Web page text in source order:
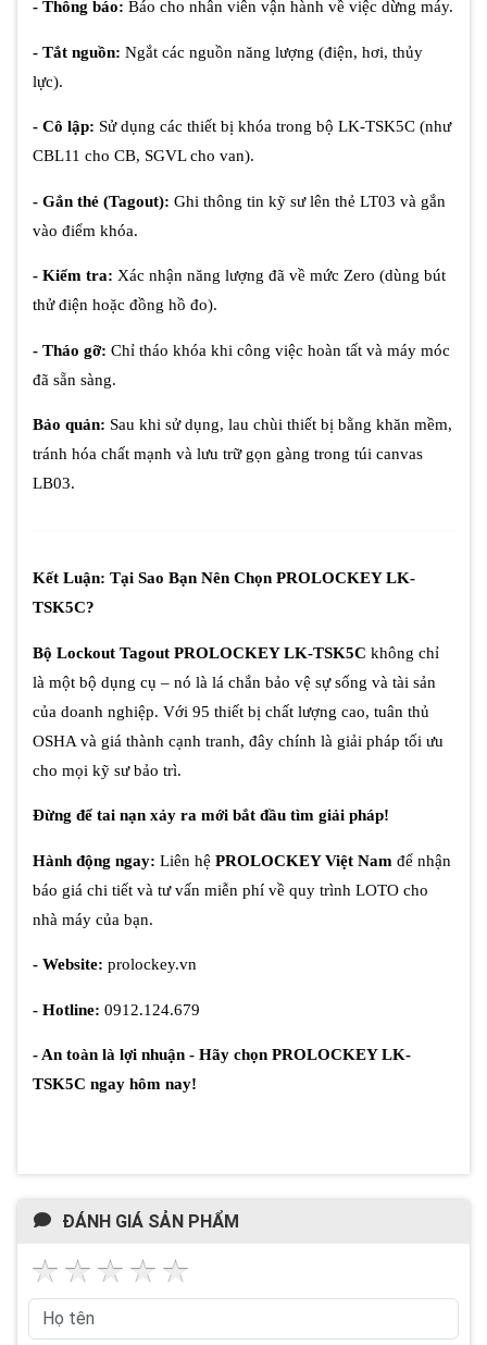
- Thông báo: Báo cho nhân viên vận hành về việc dừng máy.
- Tắt nguồn: Ngắt các nguồn năng lượng (điện, hơi, thủy
lực).
- Cô lập: Sử dụng các thiết bị khóa trong bộ LK-TSK5C (như
CBL11 cho CB, SGVL cho van).
- Gắn thẻ (Tagout): Ghi thông tin kỹ sư lên thẻ LT03 và gắn
vào điểm khóa.
- Kiểm tra: Xác nhận năng lượng đã về mức Zero (dùng bút
thử điện hoặc đồng hồ đo).
- Tháo gỡ: Chỉ tháo khóa khi công việc hoàn tất và máy móc
đã sẵn sàng.
Bảo quản: Sau khi sử dụng, lau chùi thiết bị bằng khăn mềm,
tránh hóa chất mạnh và lưu trữ gọn gàng trong túi canvas
LB03.
Kết Luận: Tại Sao Bạn Nên Chọn PROLOCKEY LK-
TSK5C?
Bộ Lockout Tagout PROLOCKEY LK-TSK5C không chỉ
là một bộ dụng cụ – nó là lá chắn bảo vệ sự sống và tài sản
của doanh nghiệp. Với 95 thiết bị chất lượng cao, tuân thủ
OSHA và giá thành cạnh tranh, đây chính là giải pháp tối ưu
cho mọi kỹ sư bảo trì.
Đừng để tai nạn xảy ra mới bắt đầu tìm giải pháp!
Hành động ngay: Liên hệ PROLOCKEY Việt Nam để nhận
báo giá chi tiết và tư vấn miễn phí về quy trình LOTO cho
nhà máy của bạn.
- Website: prolockey.vn
- Hotline: 0912.124.679
- An toàn là lợi nhuận - Hãy chọn PROLOCKEY LK-
TSK5C ngay hôm nay!
ĐÁNH GIÁ SẢN PHẨM